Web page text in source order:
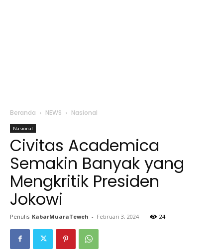
Beranda NEWS Nasional
Nasional
Civitas Academica
Semakin Banyak yang
Mengkritik Presiden
Jokowi
Penulis KabarMuaraTeweh - Februari 3, 2024 24